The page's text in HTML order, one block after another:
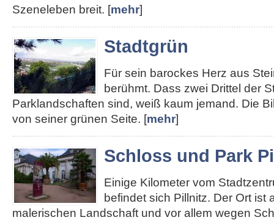
Szeneleben breit. [mehr]
Stadtgrün
Für sein barockes Herz aus
berühmt. Dass zwei Drittel der
Parklandschaften sind, weiß kaum jemand. Die
von seiner grünen Seite. [mehr]
Schloss und Park
Einige Kilometer vom
befindet sich Pillnitz. Der Ort ist
malerischen Landschaft und vor allem wegen